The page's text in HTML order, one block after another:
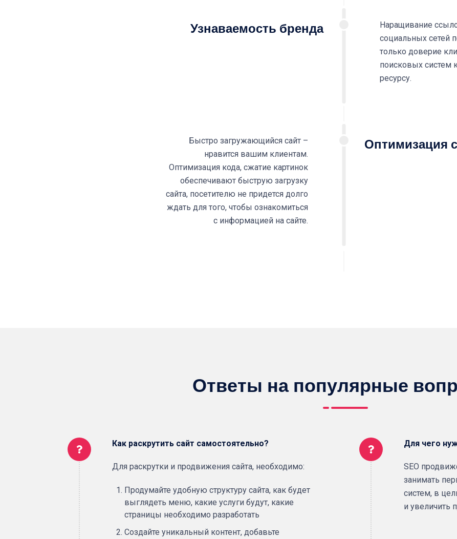
Узнаваемость бренда
Наращивание
социальных сетей
только доверие
поисковых систем
ресурсу.
Оптимизация
Быстро загружающийся сайт –
нравится вашим клиентам.
Оптимизация кода, сжатие картинок
обеспечивают быструю загрузку
сайта, посетителю не придется долго
ждать для того, чтобы ознакомиться
с информацией на сайте.
Ответы на популярные
Как раскрутить сайт самостоятельно?
Для раскрутки и продвижения сайта, необходимо:
Продумайте удобную структуру сайта, как будет
выглядеть меню, какие услуги будут, какие
страницы необходимо разработать
Создайте уникальный контент, добавьте
Для чего
SEO
занимать
систем, в
и увеличить